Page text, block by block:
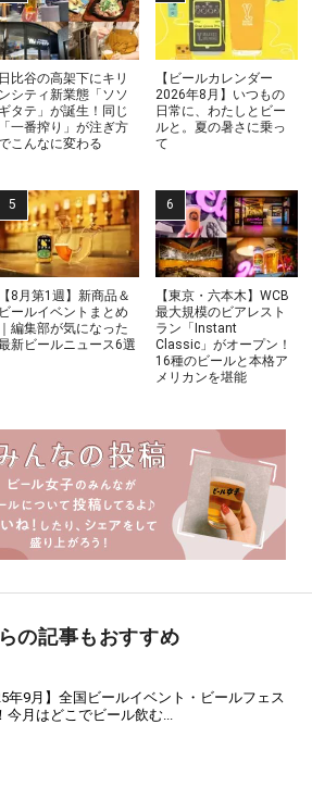
日比谷の高架下にキリ
ンシティ新業態「ソソ
ギタテ」が誕生！同じ
「一番搾り」が注ぎ方
こんなに変わる
【ビールカレンダー
2026年8月】いつもの
日常に、わたしとビー
ルと。夏の暑さに乗っ
て
【8月第1週】新商品＆
ビールイベントまとめ
｜編集部が気になった
新ビールニュース6選
【東京・六本木】WCB
最大規模のビアレスト
ラン「Instant
Classic」がオープン！
16種のビールと本格ア
メリカンを堪能
の記事もおすすめ
年9月】全国ビールイベント・ビールフェス
今月はどこでビール飲む...